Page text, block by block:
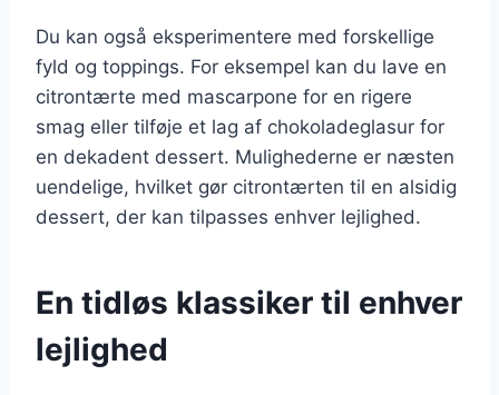
Du kan også eksperimentere med forskellige
fyld og toppings. For eksempel kan du lave en
citrontærte med mascarpone for en rigere
smag eller tilføje et lag af chokoladeglasur for
en dekadent dessert. Mulighederne er næsten
uendelige, hvilket gør citrontærten til en alsidig
dessert, der kan tilpasses enhver lejlighed.
En tidløs klassiker til enhver
lejlighed